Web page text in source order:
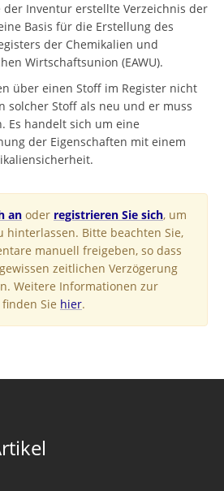
der Inventur erstellte Verzeichnis der
Basis für die Erstellung des
der Chemikalien und
Wirtschaftsunion (EAWU).
über einen Stoff im Register nicht
solcher Stoff als neu und er muss
Es handelt sich um eine
der Eigenschaften mit einem
an oder registrieren Sie sich, um
hinterlassen. Bitte beachten Sie,
manuell freigeben, so dass
zeitlichen Verzögerung
Weitere Informationen zur
Sie hier.